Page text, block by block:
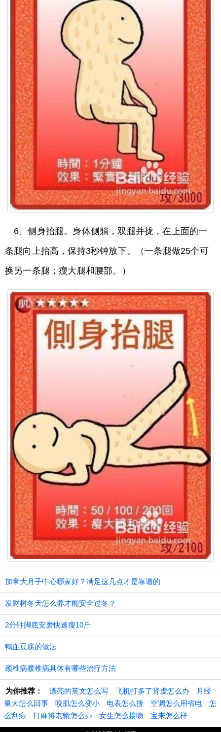
6、侧身抬腿。身体侧躺，双腿并拢，在上面的一
条腿向上抬高，保持3秒钟放下。（一条腿做25个可
换另一条腿；瘦大腿和腰部。）
加拿大月子中心哪家好？满足这几点才是靠谱的
发财树冬天怎么养才能安全过冬？
2分钟脚底安磨快速瘦10斤
鸭血豆腐的做法
颈椎病腰椎病具体有哪些治疗方法
为你推荐： 漂亮的英文怎么写 飞机打多了肾虚怎么办
月经
量大怎么回事
咬肌怎么变小 电表怎么接 空调怎么用省电
怎
么刮痧
打麻将老输怎么办 女生怎么接吻 宝来怎么样